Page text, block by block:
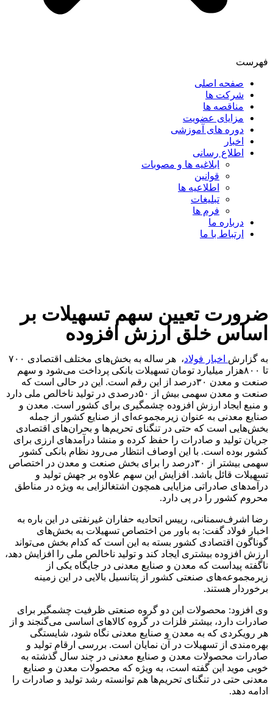
فهرست
صفحه اصلی
شرکت ها
مناقصه ها
مزایای عضویت
دوره های آموزشی
اخبار
اطلاع رسانی
ابلاغیه ها و مصوبات
قوانین
اطلاعیه ها
تبلیغات
فرم ها
درباره ما
ارتباط با ما
ضرورت تعیین سهم تسهیلات بر
اساس خلق ارزش افزوده
به گزارش اخبار فولاد
، هر ساله به بخش‌های مختلف اقتصادی ۷۰۰
تا ۸۰۰هزار میلیارد تومان تسهیلات بانکی پرداخت می‌شود و سهم
صنعت و معدن ۳۰درصد از این رقم است. این در حالی است که
صنعت و معدن سهمی بیش از ۵۰درصدی در تولید ناخالص ملی دارد
و منبع ایجاد ارزش افزوده چشمگیری برای کشور است. معدن و
صنایع معدنی به عنوان زیرمجموعه‌ای از صنایع کشور از جمله
بخش‌هایی است که حتی در تنگنای تحریم‌ها و بحران‌های اقتصادی
جریان تولید و صادرات را حفظ کرده و منشا درآمدهای ارزی برای
کشور بوده است. با این اوصاف انتظار می‌رود نظام بانکی کشور
سهمی بیشتر از ۳۰درصد را برای بخش صنعت و معدن در اختصاص
تسهیلات قائل باشد. افزایش این سهم علاوه بر جهش تولید و
درآمدهای صادراتی مزایایی همچون اشتغالزایی به ویژه در مناطق
محروم کشور را در پی دارد.
رضا اشرف‌سمنانی، رییس اتحادیه حفاران غیرنفتی در این باره به
اخبار فولاد گفت: به باور من اختصاص تسهیلات به بخش‌های
گوناگون اقتصادی کشور بسته به این است که کدام بخش می‌تواند
ارزش افزوده بیشتری ایجاد کند و تولید ناخالص ملی را افزایش دهد،
ناگفته پیداست که معدن و صنایع معدنی در جایگاه یکی از
زیرمجموعه‌های صنعتی کشور از پتانسیل بالایی در این زمینه
برخوردار هستند.
وی افزود: محصولات این دو گروه صنعتی ظرفیت چشمگیر برای
صادرات دارد، بیشتر فلزات در گروه کالاهای اساسی می‌گنجند و از
هر رویکردی که به معدن و صنایع معدنی نگاه شود، شایستگی
بهره‌مندی از تسهیلات در آن نمایان است. بررسی ارقام تولید و
صادرات محصولات معدن و صنایع معدنی در چند سال گذشته به
خوبی موید این گفته است، به ویژه که محصولات معدن و صنایع
معدنی حتی در تنگنای تحریم‌ها هم توانسته رشد تولید و صادرات را
ادامه دهد.